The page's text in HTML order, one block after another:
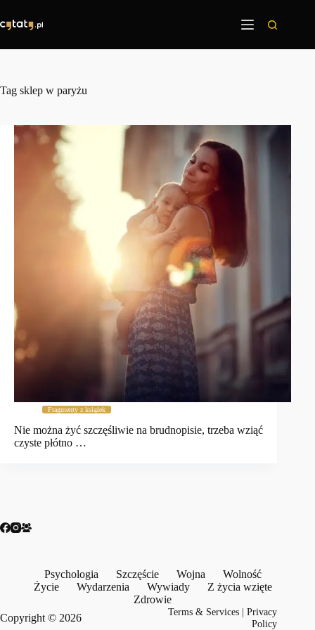
treści
Tag sklep w paryżu
Fragmenty z książek
Nie można żyć szczęśliwie na brudnopisie, trzeba wziąć
czyste płótno …
Psychologia Szczęście Wojna
Wolność
Życie
Wydarzenia Wywiady
Z życia wzięte
Zdrowie
Copyright © 2026
Terms & Services |Privacy
Policy